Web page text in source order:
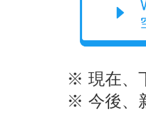
※ 現在、下記
※ 今後、新型